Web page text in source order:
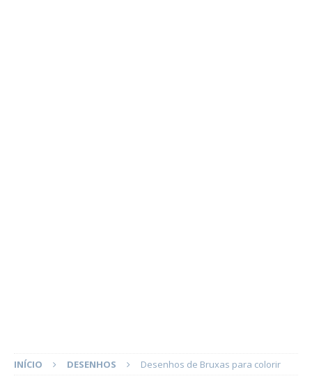
INÍCIO DESENHOS Desenhos de Bruxas para colorir